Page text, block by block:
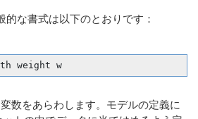
的な書式は以下のとおりです：
weight w
数をあらわします。モデルの定義に